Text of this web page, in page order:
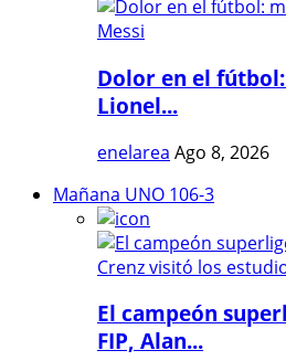
Dolor en el
Lionel...
enelarea Ago 8, 2026
Mañana UNO 106-3
El campeón
FIP, Alan...